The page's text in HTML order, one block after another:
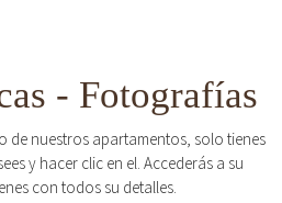
- Fotografías
de nuestros apartamentos, solo tienes
y hacer clic en el. Accederás a su
con todos su detalles.